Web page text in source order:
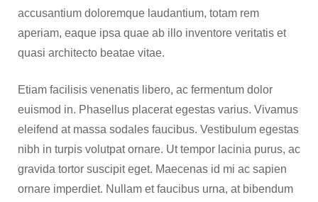
accusantium doloremque laudantium, totam rem
aperiam, eaque ipsa quae ab illo inventore veritatis et
quasi architecto beatae vitae.
Etiam facilisis venenatis libero, ac fermentum dolor
euismod in. Phasellus placerat egestas varius. Vivamus
eleifend at massa sodales faucibus. Vestibulum egestas
nibh in turpis volutpat ornare. Ut tempor lacinia purus, ac
gravida tortor suscipit eget. Maecenas id mi ac sapien
ornare imperdiet. Nullam et faucibus urna, at bibendum